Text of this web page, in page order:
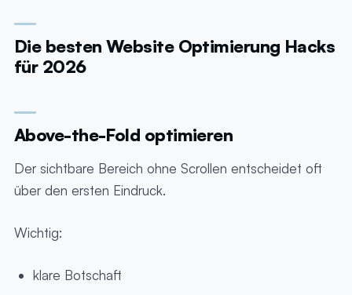
Die besten Website Optimierung Hacks
für 2026
Above-the-Fold optimieren
Der sichtbare Bereich ohne Scrollen entscheidet oft
über den ersten Eindruck.
Wichtig:
klare Botschaft